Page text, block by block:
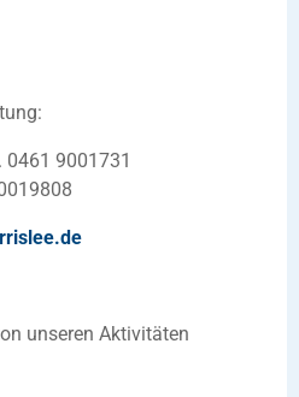
0461 9001731
.de
unseren Aktivitäten